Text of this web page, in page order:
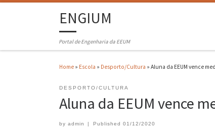
ENGIUM
Portal de Engenharia da EEUM
Home » Escola » Desporto/Cultura » Aluna da EEUM vence
DESPORTO/CULTURA
Aluna da EEUM vence
by admin | Published 01/12/2020